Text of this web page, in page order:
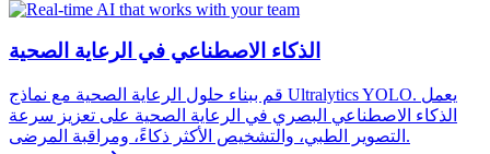
الذكاء الاصطناعي في الرعاية الصحية
قم ببناء حلول الرعاية الصحية مع نماذج Ultralytics YOLO. يعمل
الذكاء الاصطناعي البصري في الرعاية الصحية على تعزيز سرعة
التصوير الطبي، والتشخيص الأكثر ذكاءً، ومراقبة المرضى.